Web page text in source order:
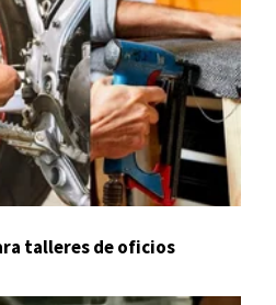
talleres de oficios